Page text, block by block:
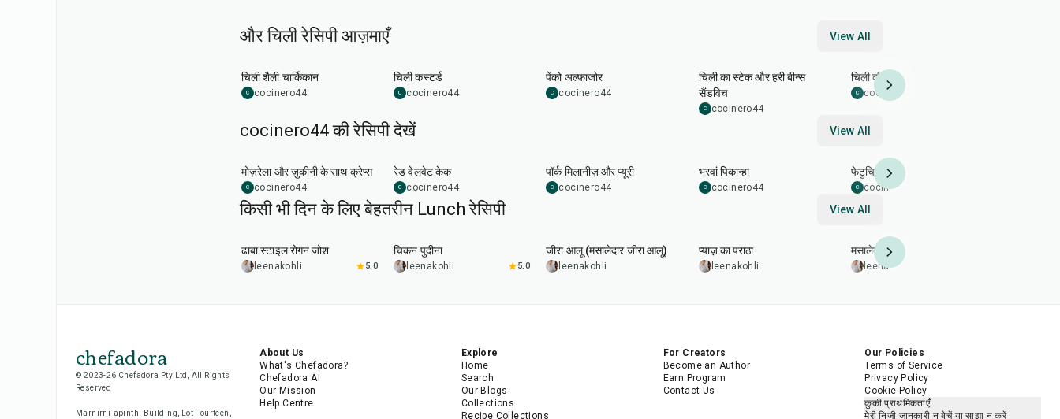
और चिली रेसिपी आज़माएँ View All
चिली शैली चार्किकान
C cocinero44
चिली कस्टर्ड
C cocinero44
पेंको अल्फाजोर
C cocinero44
चिली का स्टेक और हरी बीन्स
सैंडविच
C cocinero44
चिली की कार्बोनाडा
C cocinero44
cocinero44 की रेसिपी देखें View All
मोज़रेला और ज़ुकीनी के साथ क्रेप्स
C cocinero44
रेड वेलवेट केक
C cocinero44
पॉर्क मिलानीज़ और प्यूरी
C cocinero44
भरवां पिकान्हा
C cocinero44
फेटुचिनी अल्फ्रेडो
C cocinero44
किसी भी दिन के लिए बेहतरीन Lunch रेसिपी View All
ढाबा स्टाइल रोगन जोश
leenakohli 5.0
चिकन पुदीना
leenakohli 5.0
जीरा आलू (मसालेदार जीरा आलू)
leenakohli
प्याज़ का पराठा
leenakohli
मसालेदार पैन-ग्रिल्ड सैल्मन
leenakohli
chefadora
© 2023-26 Chefadora Pty Ltd, All Rights
Reserved
Marnirni-apinthi Building, Lot Fourteen,
About Us
What's Chefadora?
Chefadora AI
Our Mission
Help Centre
Explore
Home
Search
Our Blogs
Collections
Recipe Collections
For Creators
Become an Author
Earn Program
Contact Us
Our Policies
Terms of Service
Privacy Policy
Cookie Policy
कुकी प्राथमिकताएँ
मेरी निजी जानकारी न बेचें या साझा न करें